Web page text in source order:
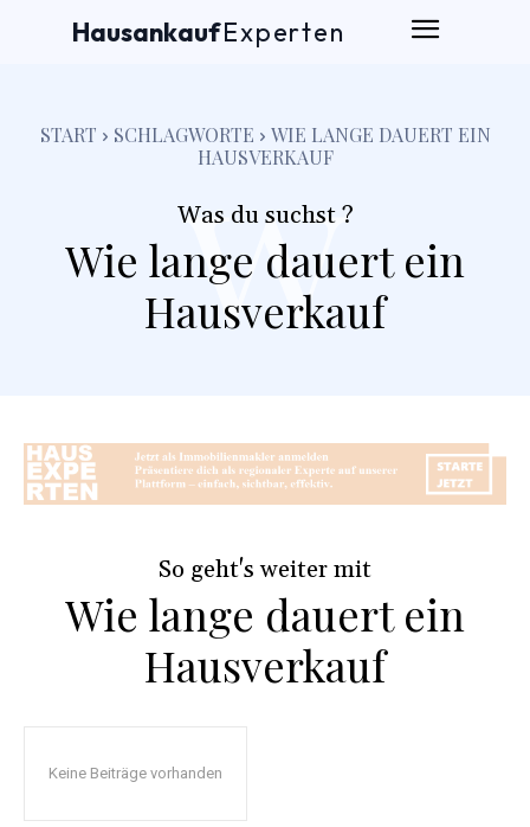
HausankaufExperten
START SCHLAGWORTE
WIE LANGE DAUERT EIN
HAUSVERKAUF
Was du suchst ?
Wie lange dauert ein
Hausverkauf
w
So geht's weiter mit
Wie lange dauert ein
Hausverkauf
w
Keine Beiträge vorhanden